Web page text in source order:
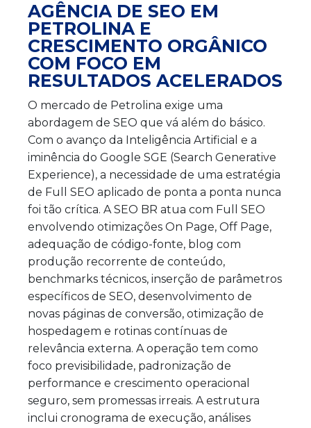
AGÊNCIA DE SEO EM
PETROLINA E
CRESCIMENTO ORGÂNICO
COM FOCO EM
RESULTADOS ACELERADOS
O mercado de Petrolina exige uma
abordagem de SEO que vá além do básico.
Com o avanço da Inteligência Artificial e a
iminência do Google SGE (Search Generative
Experience), a necessidade de uma estratégia
de Full SEO aplicado de ponta a ponta nunca
foi tão crítica. A SEO BR atua com Full SEO
envolvendo otimizações On Page, Off Page,
adequação de código-fonte, blog com
produção recorrente de conteúdo,
benchmarks técnicos, inserção de parâmetros
específicos de SEO, desenvolvimento de
novas páginas de conversão, otimização de
hospedagem e rotinas contínuas de
relevância externa. A operação tem como
foco previsibilidade, padronização de
performance e crescimento operacional
seguro, sem promessas irreais. A estrutura
inclui cronograma de execução, análises